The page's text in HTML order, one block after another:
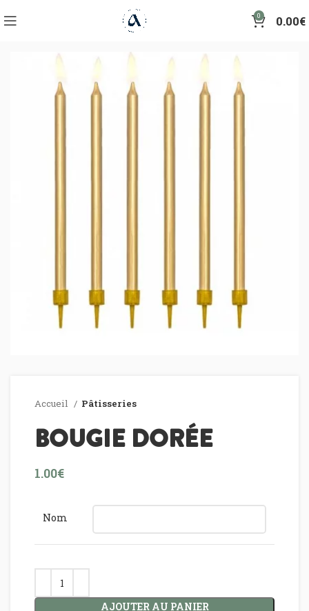
0 0.00€
Accueil Pâtisseries
BOUGIE DORÉE
€
Nom
AJOUTER AU PANIER